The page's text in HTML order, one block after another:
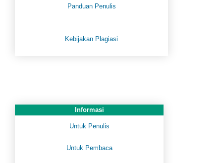
Panduan Penulis
Kebijakan Plagiasi
Informasi
Untuk Penulis
Untuk Pembaca